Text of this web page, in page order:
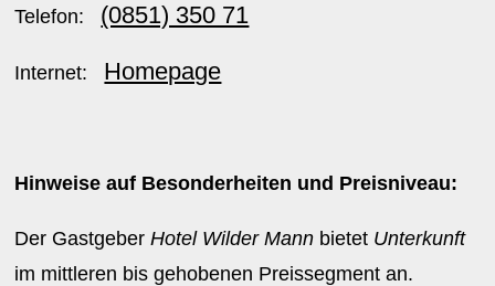
Telefon: (0851) 350 71
Internet: Homepage
Hinweise auf Besonderheiten und Preisniveau:
Der GastgeberHotel Wilder Mann bietet Unterkunft
im mittleren bis gehobenen Preissegment an.